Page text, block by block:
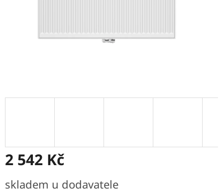
2 542 Kč
cena:
skladem u dodavatele